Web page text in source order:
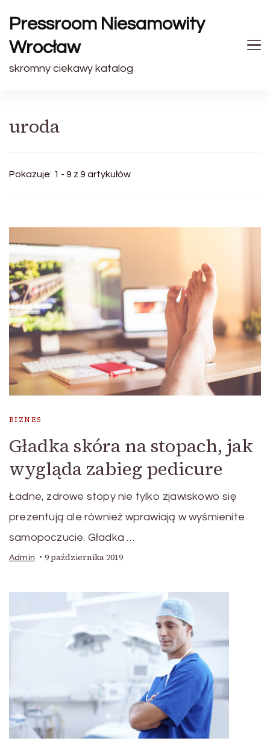
Pressroom Niesamowity
Wrocław
skromny ciekawy katalog
uroda
Pokazuje: 1 - 9 z 9 artykułów
BIZNES
Gładka skóra na stopach, jak
wygląda zabieg pedicure
Ładne, zdrowe stopy nie tylko zjawiskowo się
prezentują ale również wprawiają w wyśmienite
samopoczucie. Gładka …
Admin 9 października 2019